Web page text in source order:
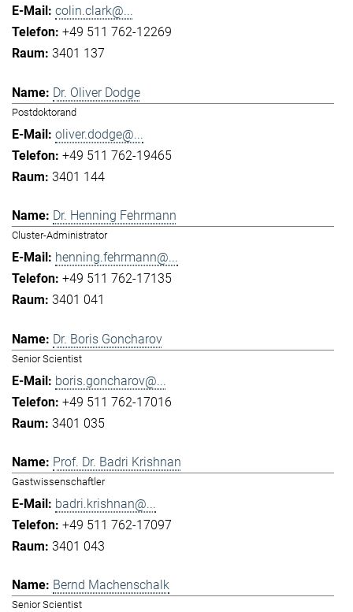
colin.clark@...
+49 511 762-12269
3401 137
Dr. Oliver Dodge
Postdoktorand
oliver.dodge@...
+49 511 762-19465
3401 144
Dr. Henning Fehrmann
Cluster-Administrator
henning.fehrmann@...
+49 511 762-17135
3401 041
Dr. Boris Goncharov
Senior Scientist
boris.goncharov@...
+49 511 762-17016
3401 035
Prof. Dr. Badri Krishnan
Gastwissenschaftler
badri.krishnan@...
+49 511 762-17097
3401 043
Bernd Machenschalk
Senior Scientist